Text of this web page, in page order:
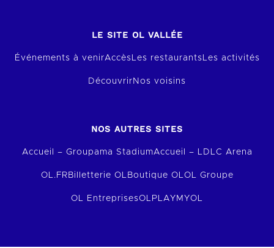
LE SITE OL VALLÉE
Événements à venirAccèsLes restaurantsLes activités
Découvrir Nos voisins
NOS AUTRES SITES
Accueil – Groupama StadiumAccueil – LDLC Arena
OL.FR Billetterie OL Boutique OLOL Groupe
OL EntreprisesOLPLAY MYOL